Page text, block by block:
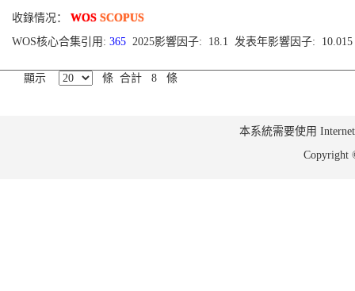
收錄情况： WOS SCOPUS
WOS核心合集引用: 365 2025影響因子: 18.1 发表年影響因子: 10.015
顯示 條 合計 8 條
本系統需要使用
Copyright